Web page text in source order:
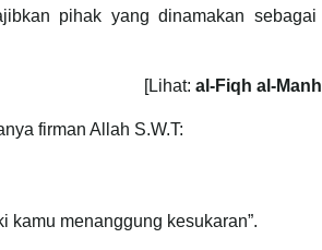
pihak yang dinamakan sebagai
[Lihat: al-Fiqh al-
firman Allah S.W.T:
kamu menanggung kesukaran”.